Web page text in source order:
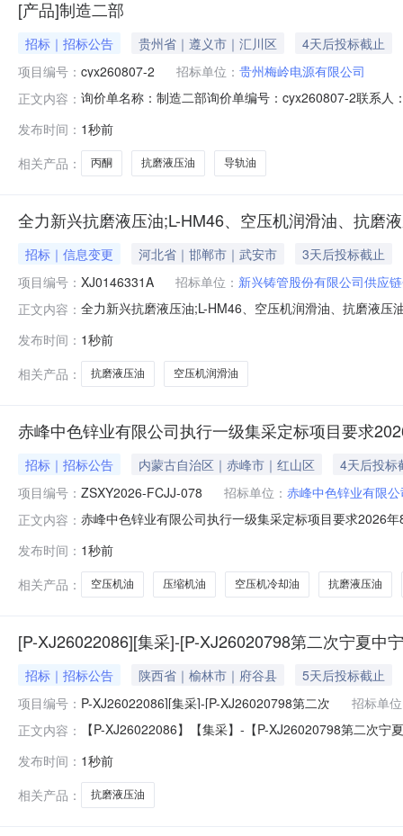
[产品]制造二部
招标｜招标公告 贵州省｜遵义市｜汇川区
4天后投标截止
项目编号： cyx260807-2 招标单位： 贵州梅岭电源有限公司
正文内容： 询价单名称：制造二部询价单编号：cyx260807-2联系
价币种：人民币付款方式:验收合格后付款报价价格类型:
发布时间： 1秒前
相关产品：
丙酮 抗磨液压油 导轨油
全力新兴抗磨液压油;L-HM46、空压机润滑油、抗磨
招标｜信息变更 河北省｜邯郸市｜武安市
3天后投标截止
项目编号： XJ0146331A 招标单位： 新兴铸管股份有限公司供应
正文内容： 全力新兴抗磨液压油;L-HM46、空压机润滑油、抗磨液
行单位：新兴铸管股份有限公司供应链分公司七、采购
发布时间： 1秒前
相关产品：
抗磨液压油 空压机润滑油
赤峰中色锌业有限公司执行一级集采定标项目要求
招标｜招标公告 内蒙古自治区｜赤峰市｜红山区
4天后投标
项目编号： ZSXY2026-FCJJ-078 招标单位： 赤峰中色锌业有限
正文内容： 赤峰中色锌业有限公司执行一级集采定标项目要求2026
发布时间： 1秒前
相关产品：
空压机油 压缩机油 空压机冷却油 抗磨液压油
[P-XJ26022086][集采]-[P-XJ26020798第二次宁夏中
招标｜招标公告 陕西省｜榆林市｜府谷县
5天后投标截止
项目编号： P-XJ26022086][集采]-[P-XJ26020798第二次
招标单
正文内容：
【P-XJ26022086】【集采】-【P-XJ26020798第二次
发布时间： 1秒前
相关产品：
抗磨液压油